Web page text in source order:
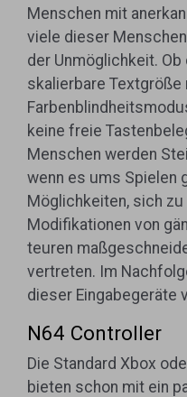
Menschen mit
viele dieser
der Unmöglichkeit.
skalierbare Textgröße
keine freie
Menschen werden
wenn es ums Spielen
Möglichkeiten, sich
Modifikationen von
teuren
vertreten. Im
dieser Eingabegeräte
N64 Controller
Die Standard Xbox
bieten schon mit ein